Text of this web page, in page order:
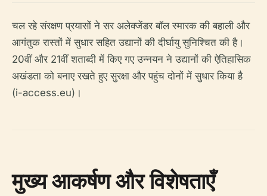
चल रहे संरक्षण प्रयासों ने सर अलेक्जेंडर बॉल स्मारक की बहाली और
आगंतुक रास्तों में सुधार सहित उद्यानों की दीर्घायु सुनिश्चित की है।
20वीं और 21वीं शताब्दी में किए गए उन्नयन ने उद्यानों की ऐतिहासिक
अखंडता को बनाए रखते हुए सुरक्षा और पहुंच दोनों में सुधार किया है
(i-access.eu)।
मुख्य आकर्षण और विशेषताएँ